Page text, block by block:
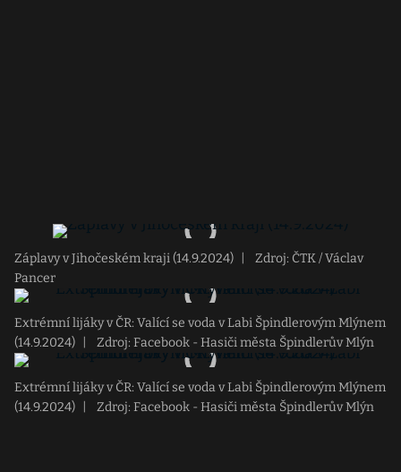
Záplavy v Jihočeském kraji (14.9.2024)
Zdroj: ČTK / Václav
Pancer
Extrémní lijáky v ČR: Valící se voda v Labi Špindlerovým Mlýnem
(14.9.2024)
Zdroj: Facebook - Hasiči města Špindlerův Mlýn
Extrémní lijáky v ČR: Valící se voda v Labi Špindlerovým Mlýnem
(14.9.2024)
Zdroj: Facebook - Hasiči města Špindlerův Mlýn